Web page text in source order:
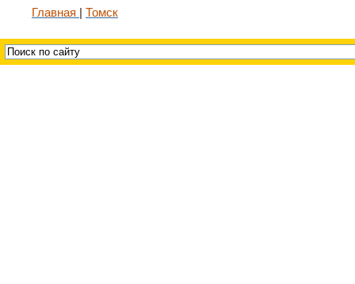
Главная Томск